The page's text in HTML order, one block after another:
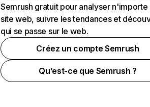
Semrush gratuit pour analyser n'importe
site web, suivre les tendances et
qui se passe sur le web.
Créez un compte Semrush
Qu’est-ce que Semrush ?